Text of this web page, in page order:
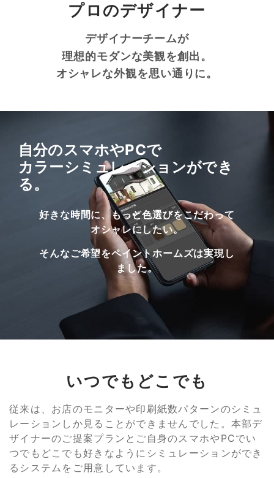
プロのデザイナー
デザイナーチームが
理想的モダンな美観を創出。
オシャレな外観を思い通りに。
自分のスマホやPCで
カラーシミュレーションができ
る。
好きな時間に、もっと色選びをこだわって
オシャレにしたい。
そんなご希望をペイントホームズは実現し
ました。
いつでもどこでも
従来は、お店のモニターや印刷紙数パターンのシミュ
レーションしか見ることができませんでした。本部デ
ザイナーのご提案プランとご自身のスマホやPCでい
つでもどこでも好きなようにシミュレーションができ
るシステムをご用意しています。